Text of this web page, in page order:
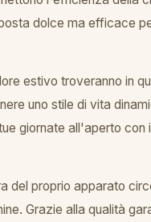
dolce ma efficace
estivo troveranno in
uno stile di vita
giornate all'aperto con
del proprio apparato
Grazie alla qualità